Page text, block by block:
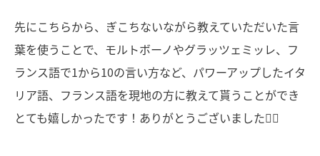
先にこちらから、ぎこちないながら教えていただいた言
葉を使うことで、モルトボーノやグラッツェミッレ、フ
ランス語で1から10の言い方など、パワーアップしたイタ
リア語、フランス語を現地の方に教えて貰うことができ
とても嬉しかったです！ありがとうございました🙇‍♀️